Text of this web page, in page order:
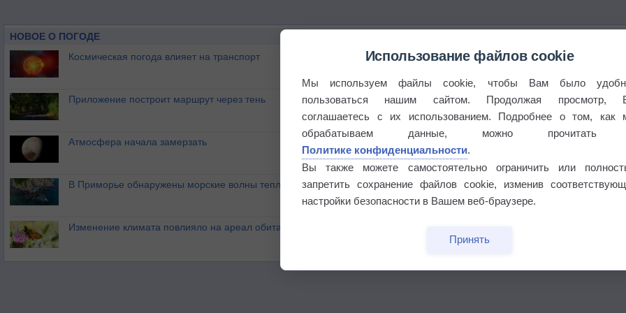
НОВОЕ О ПОГОДЕ
Космическая погода влияет на транспорт
Приложение построит маршрут через тень
Атмосфера начала замерзать
В Приморье обнаружены морские волны тепла
Изменение климата повлияло на ареал обитания бабочек
Использование файлов cookie
Мы используем файлы cookie, чтобы Вам было
пользоваться нашим сайтом. Продолжая просмотр,
соглашаетесь с их использованием. Подробнее о том, как
обрабатываем данные, можно прочитать
Политике конфиденциальности.
Вы также можете самостоятельно ограничить или
запретить сохранение файлов cookie, изменив
настройки безопасности в Вашем веб-браузере.
Принять